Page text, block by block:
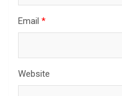
Email *
Website